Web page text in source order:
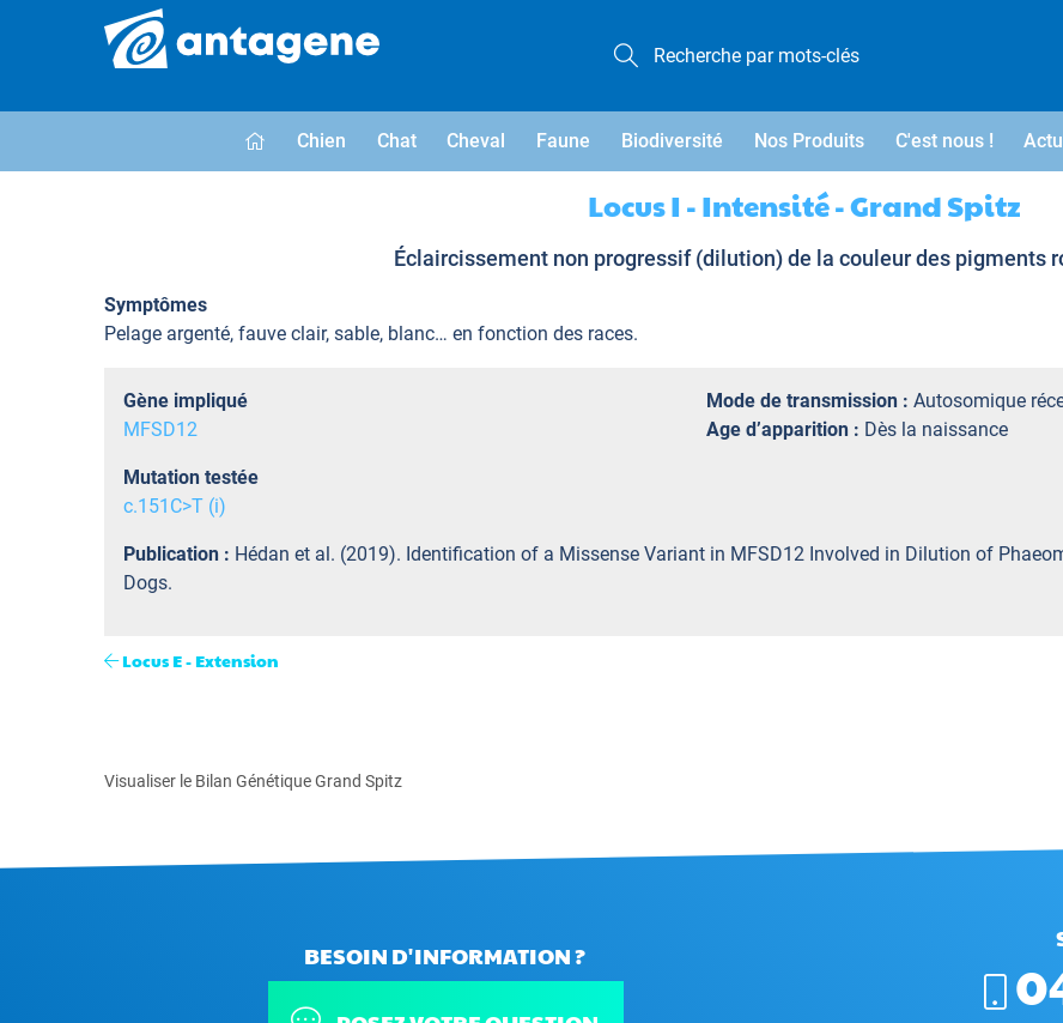
Chien Chat Cheval Faune Biodiversité Nos Produits C'est nous !
Locus I - Intensité - Grand Spitz
Éclaircissement non progressif (dilution) de la couleur des pigments
Symptômes
Pelage argenté, fauve clair, sable, blanc… en fonction des races.
Gène impliqué
MFSD12
Mutation testée
c.151C>T (i)
Mode de transmission : Autosomique
Age d’apparition : Dès la naissance
Publication : Hédan et al. (2019). Identification of a Missense Variant in MFSD12 Involved in Dilution of
Dogs.
Locus E - Extension
Visualiser le Bilan Génétique Grand Spitz
BESOIN D'INFORMATION ?